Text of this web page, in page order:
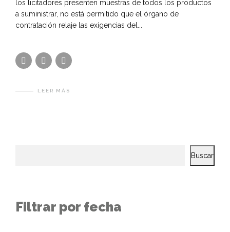
los licitadores presenten muestras de todos los productos
a suministrar, no está permitido que el órgano de
contratación relaje las exigencias del...
LEER MÁS
Buscar
Filtrar por fecha